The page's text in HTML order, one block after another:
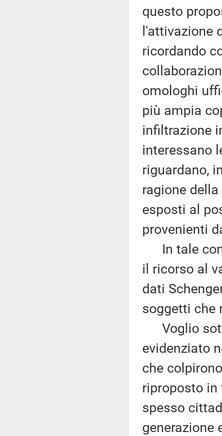
questo
l'attivazione
ricordando
omologhi
più ampia
infiltrazione
interessano
riguardano,
ragione
esposti al
provenienti
In tale
il ricorso al
dati
soggetti che
Voglio
evidenziato
che
riproposto
spesso
generazione